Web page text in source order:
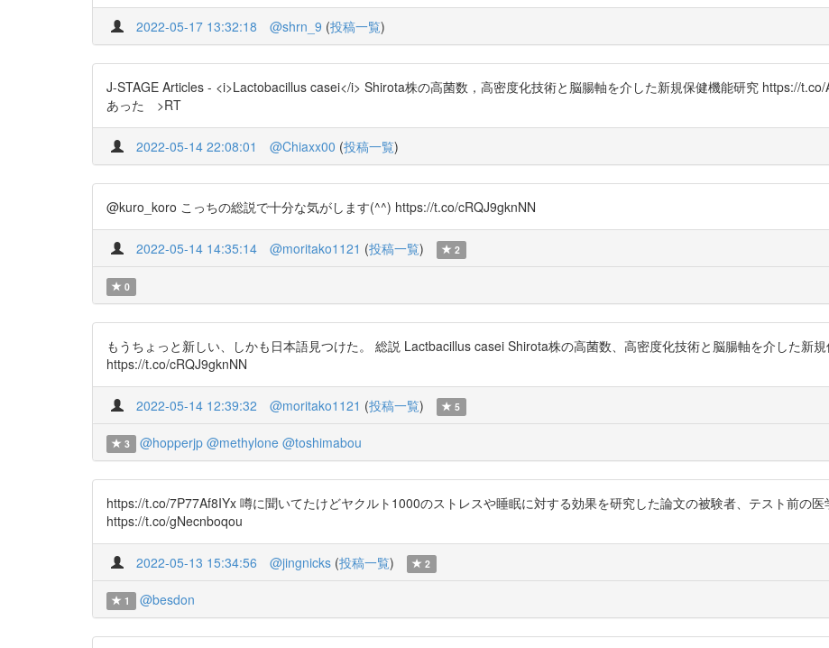
2022-05-17 13:32:18 @shrn_9 (投稿一覧)
J-STAGE Articles - <i>Lactobacillus casei</i> Shirota株の高菌数，高密度化技術と脳腸軸を介した新規保健機能研究 https://
あった >RT
2022-05-14 22:08:01 @Chiaxx00 (投稿一覧)
@kuro_koro こっちの総説で十分な気がします(^^) https://t.co/cRQJ9gknNN
2022-05-14 14:35:14 @moritako1121 (投稿一覧) 2
0
もうちょっと新しい、しかも日本語見つけた。 総説 Lactbacillus casei Shirota株の高菌数、高密度化技術と脳腸軸を介した新
https://t.co/cRQJ9gknNN
2022-05-14 12:39:32 @moritako1121 (投稿一覧) 5
3 @hopperjp @methylone @toshimabou
https://t.co/7P77Af8IYx 噂に聞いてたけどヤクルト1000のストレスや睡眠に対する効果を研究した論文の被験者、テスト前の医
https://t.co/gNecnboqou
2022-05-13 15:34:56 @jingnicks (投稿一覧) 2
1 @besdon